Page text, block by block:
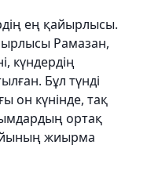
ең қайырлысы.
Рамазан,
күндердің
Бұл түнді
он күнінде, тақ
ортақ
айының жиырма